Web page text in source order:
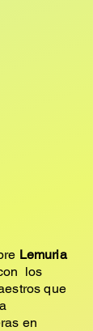
Lemuria
los
que
en